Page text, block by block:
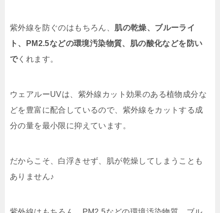
紫外線を防ぐのはもちろん、 肌の乾燥、ブルーライ
ト、PM2.5などの環境汚染物質、肌の酸化などを防い
でくれます。
ウェアルーUVは、紫外線カット効果のある植物成分な
どを豊富に配合しているので、紫外線をカットする成
分の量を最小限に抑えています。
だからこそ、白浮きせず、肌が乾燥してしまうことも
ありません♪